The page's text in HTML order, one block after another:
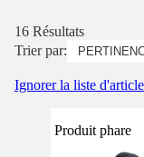
16 Résultats
Trier par:
Ignorer la liste
Produit phare